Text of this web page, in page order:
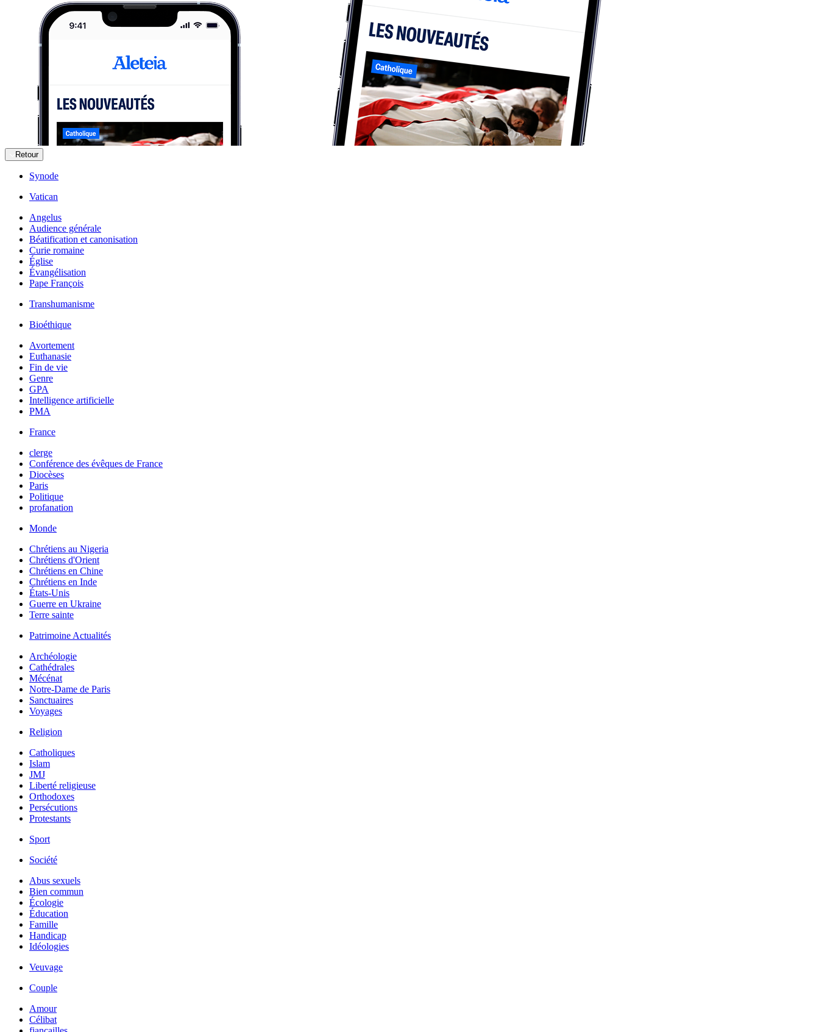
Retour
Synode
Vatican
Angelus
Audience générale
Béatification et canonisation
Curie romaine
Église
Évangélisation
Pape François
Transhumanisme
Bioéthique
Avortement
Euthanasie
Fin de vie
Genre
GPA
Intelligence artificielle
PMA
France
clerge
Conférence des évêques de France
Diocèses
Paris
Politique
profanation
Monde
Chrétiens au Nigeria
Chrétiens d'Orient
Chrétiens en Chine
Chrétiens en Inde
États-Unis
Guerre en Ukraine
Terre sainte
Patrimoine Actualités
Archéologie
Cathédrales
Mécénat
Notre-Dame de Paris
Sanctuaires
Voyages
Religion
Catholiques
Islam
JMJ
Liberté religieuse
Orthodoxes
Persécutions
Protestants
Sport
Société
Abus sexuels
Bien commun
Écologie
Éducation
Famille
Handicap
Idéologies
Veuvage
Couple
Amour
Célibat